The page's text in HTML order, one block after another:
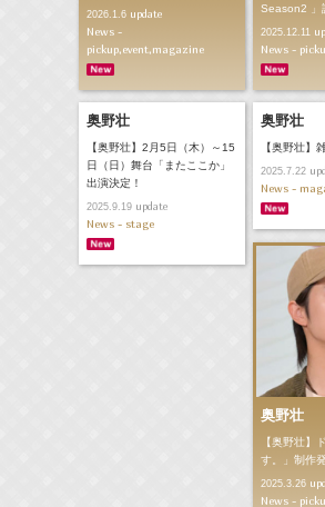
2026.1.6update
News -
pickup,event,magazine
Season2 」
2025.12.11
News -
奥野壮
【奥野壮】2月5日（木）～15
日（日）舞台「またここか」
出演決定！
2025.9.19update
News - stage
奥野壮
【奥野壮】
2025.7.22
News -
奥野壮
【奥野壮】
す。」制作
2025.3.26
News -